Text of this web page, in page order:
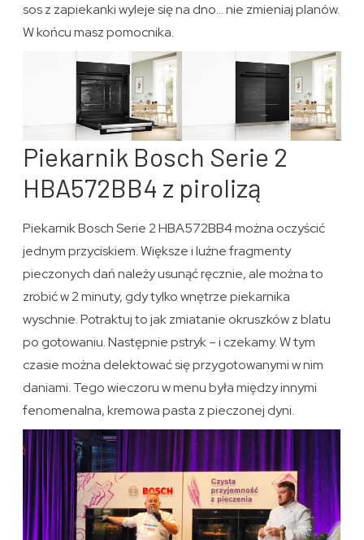
sos z zapiekanki wyleje się na dno… nie zmieniaj planów.
W końcu masz pomocnika.
Piekarnik Bosch Serie 2
HBA572BB4 z pirolizą
Piekarnik Bosch Serie 2 HBA572BB4 można oczyścić
jednym przyciskiem. Większe i luźne fragmenty
pieczonych dań należy usunąć ręcznie, ale można to
zrobić w 2 minuty, gdy tylko wnętrze piekarnika
wyschnie. Potraktuj to jak zmiatanie okruszków z blatu
po gotowaniu. Następnie pstryk – i czekamy. W tym
czasie można delektować się przygotowanymi w nim
daniami. Tego wieczoru w menu była między innymi
fenomenalna, kremowa pasta z pieczonej dyni.